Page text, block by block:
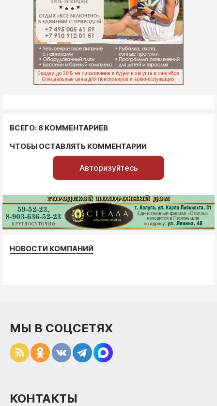
ВСЕГО: 8 КОММЕНТАРИЕВ
ЧТОБЫ ОСТАВЛЯТЬ КОММЕНТАРИИ
Авторизуйтесь
НОВОСТИ КОМПАНИЙ
МЫ В СОЦСЕТЯХ
КОНТАКТЫ